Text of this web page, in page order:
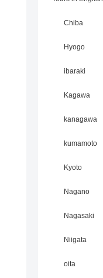
Chiba
Hyogo
ibaraki
Kagawa
kanagawa
kumamoto
Kyoto
Nagano
Nagasaki
Niigata
oita